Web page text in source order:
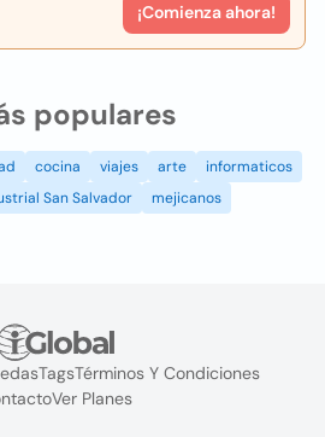
¡Comienza ahora!
populares
cocina viajes arte
informaticos
San Salvador
mejicanos
TagsTérminos Y Condiciones
Ver Planes